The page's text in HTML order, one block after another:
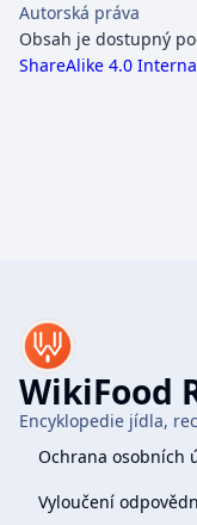
Autorská práva
Obsah je dostupný
ShareAlike 4.0
WikiFood
Encyklopedie jídla,
Ochrana osobních
Vyloučení